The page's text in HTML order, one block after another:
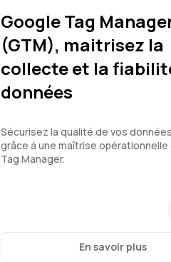
Merci
Google Tag
(GTM), maitrisez la
collecte et la
données
Sécurisez la qualité de vos
grâce à une maîtrise
Tag Manager.
En savoir plus